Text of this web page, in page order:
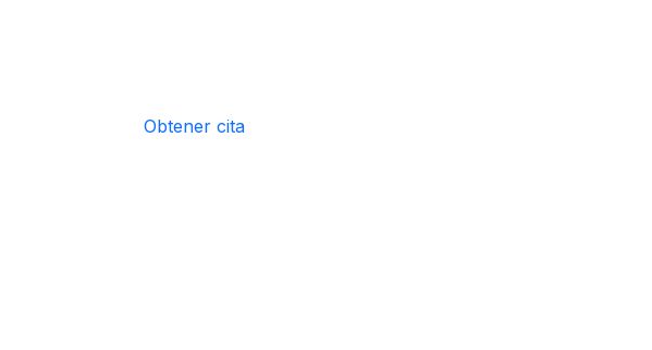
Obtener cita